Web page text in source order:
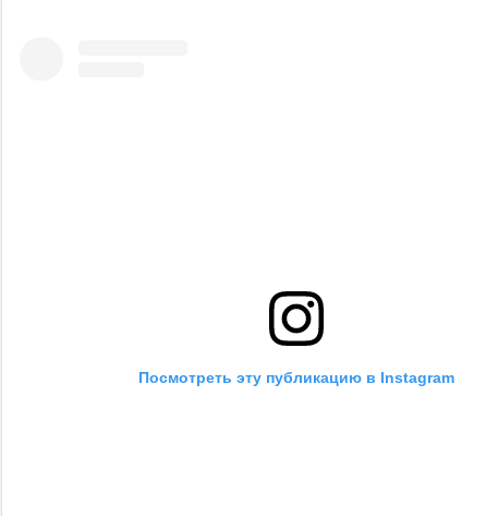
Посмотреть эту публикацию в Instagram